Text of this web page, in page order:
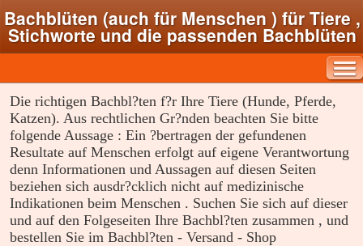
Bachblüten (auch für Menschen ) für Tiere ,
Stichworte und die passenden Bachblüten
Die richtigen Bachbl?ten f?r Ihre Tiere (Hunde, Pferde,
Katzen). Aus rechtlichen Gr?nden beachten Sie bitte
folgende Aussage : Ein ?bertragen der gefundenen
Resultate auf Menschen erfolgt auf eigene Verantwortung
denn Informationen und Aussagen auf diesen Seiten
beziehen sich ausdr?cklich nicht auf medizinische
Indikationen beim Menschen . Suchen Sie sich auf dieser
und auf den Folgeseiten Ihre Bachbl?ten zusammen , und
bestellen Sie im Bachbl?ten - Versand - Shop